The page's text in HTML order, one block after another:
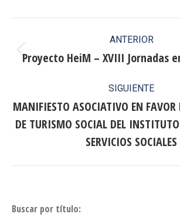
entre
publicaciones
ANTERIOR
Publicación
Proyecto HeiM – XVIII Jornadas
SIGUIENTE
Publicación
siguiente:
MANIFIESTO ASOCIATIVO EN FAVOR
DE TURISMO SOCIAL DEL
SERVICIOS SOCIALES
Buscar por título: